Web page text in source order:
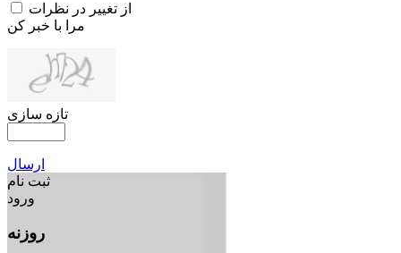
از تغییر در نظرات
مرا با خبر کن
تازه سازی
ارسال
ثبت نام
ورود
روزنه